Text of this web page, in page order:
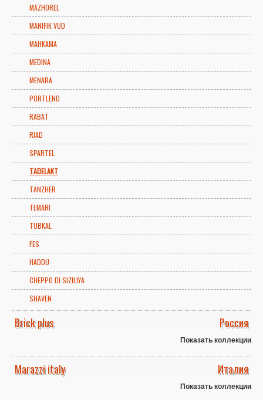
MAZHOREL
MANIFIK VUD
MAHKAMA
MEDINA
MENARA
PORTLEND
RABAT
RIAD
SPARTEL
TADELAKT
TANZHER
TEMARI
TUBKAL
FES
HADDU
CHEPPO DI SIZILIYA
SHAVEN
Brick plus Россия
Показать коллекции
Marazzi italy Италия
Показать коллекции